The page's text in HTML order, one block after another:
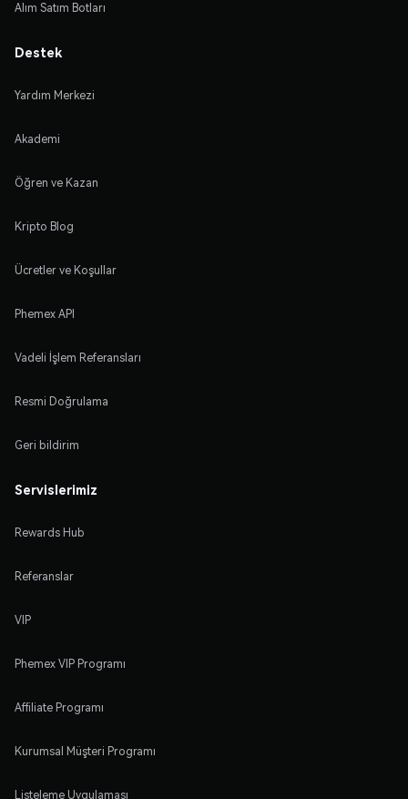
Alım Satım Botları
Destek
Yardım Merkezi
Akademi
Öğren ve Kazan
Kripto Blog
Ücretler ve Koşullar
Phemex API
Vadeli İşlem Referansları
Resmi Doğrulama
Geri bildirim
Servislerimiz
Rewards Hub
Referanslar
VIP
Phemex VIP Programı
Affiliate Programı
Kurumsal Müşteri Programı
Listeleme Uygulaması